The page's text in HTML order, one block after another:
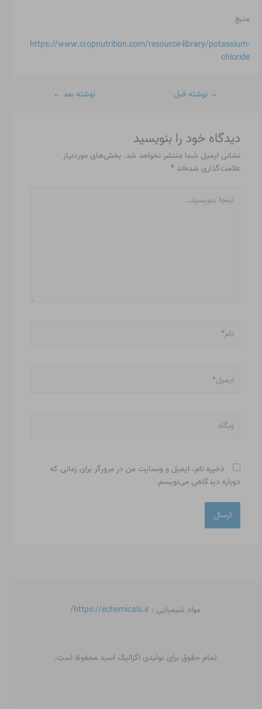
منبع
https://www.cropnutrition.com/resource-library/potassium-
chloride
→ نوشته قبل نوشته بعد ←
دیدگاه‌ خود را بنویسید
نشانی ایمیل شما منتشر نخواهد شد. بخش‌های موردنیاز
علامت‌گذاری شده‌اند *
بنویسید…
وبگاه
ذخیره نام، ایمیل و وبسایت من در مرورگر برای زمانی که
دوباره دیدگاهی می‌نویسم.
مواد شیمیایی : https://echemicals.ir/
تمام حقوق برای تولیدی اگزالیک اسید محفوظ است.